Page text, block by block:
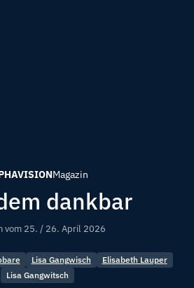
Magazin
dankbar
vom 25. / 26. April 2026
Lisa Gangwisch
Elisabeth Lauper
Lisa Gangwitsch